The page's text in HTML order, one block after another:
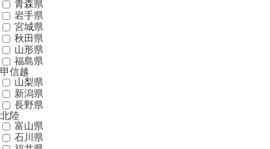
青森県
岩手県
宮城県
秋田県
山形県
福島県
甲信越
山梨県
新潟県
長野県
北陸
富山県
石川県